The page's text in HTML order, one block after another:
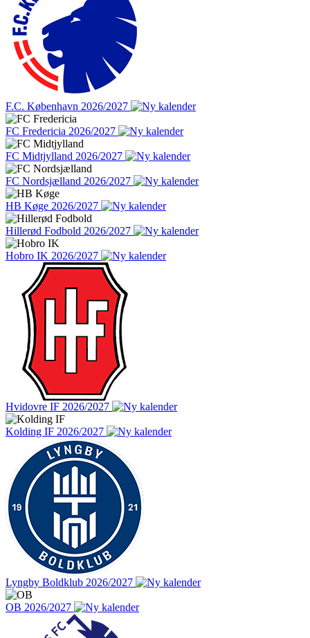
F.C. København 2026/2027
FC Fredericia 2026/2027
FC Midtjylland 2026/2027
FC Nordsjælland 2026/2027
HB Køge 2026/2027
Hillerød Fodbold 2026/2027
Hobro IK 2026/2027
Hvidovre IF 2026/2027
Kolding IF 2026/2027
Lyngby Boldklub 2026/2027
OB 2026/2027